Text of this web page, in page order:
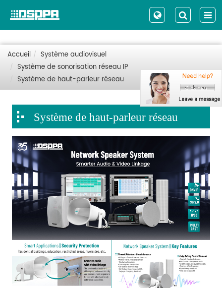
Accueil
Système audiovisuel
Système de sonorisation réseau IP
Système de haut-parleur réseau
Système de haut-parleur réseau